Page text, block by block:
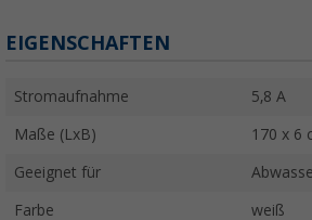
EIGENSCHAFTEN
Stromaufnahme 5,8 A
Maße (LxB) 170 x 6
Geeignet für
Farbe weiß